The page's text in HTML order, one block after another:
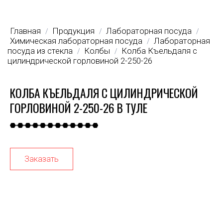
Главная / Продукция / Лабораторная посуда /
Химическая лабораторная посуда / Лабораторная
посуда из стекла / Колбы /
Колба Къельдаля с
цилиндрической горловиной 2-250-26
КОЛБА КЪЕЛЬДАЛЯ С ЦИЛИНДРИЧЕСКОЙ
ГОРЛОВИНОЙ 2-250-26 В ТУЛЕ
Заказать